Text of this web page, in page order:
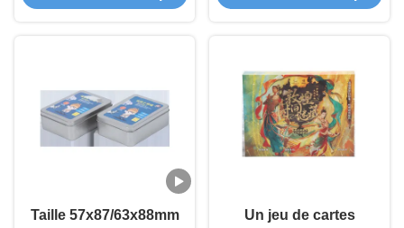
Taille 57x87/63x88mm
Un jeu de cartes